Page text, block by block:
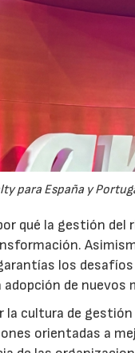
para España y
qué la gestión del
los
de nuevos
cultura de
orientadas a